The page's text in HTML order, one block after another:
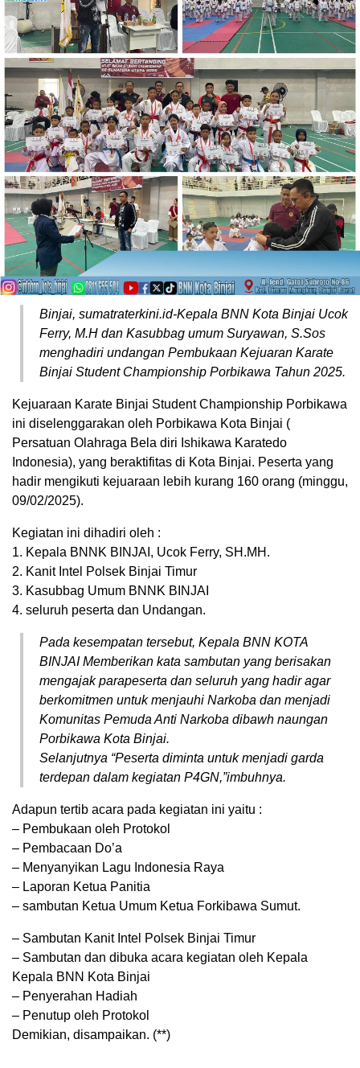
Binjai, sumatraterkini.id-Kepala BNN Kota Binjai Ucok
Ferry, M.H dan Kasubbag umum Suryawan, S.Sos
menghadiri undangan Pembukaan Kejuaran Karate
Binjai Student Championship Porbikawa Tahun 2025.
Kejuaraan Karate Binjai Student Championship Porbikawa
ini diselenggarakan oleh Porbikawa Kota Binjai (
Persatuan Olahraga Bela diri Ishikawa Karatedo
Indonesia), yang beraktifitas di Kota Binjai. Peserta yang
hadir mengikuti kejuaraan lebih kurang 160 orang (minggu,
09/02/2025).
Kegiatan ini dihadiri oleh :
1. Kepala BNNK BINJAI, Ucok Ferry, SH.MH.
2. Kanit Intel Polsek Binjai Timur
3. Kasubbag Umum BNNK BINJAI
4. seluruh peserta dan Undangan.
Pada kesempatan tersebut, Kepala BNN KOTA
BINJAI Memberikan kata sambutan yang berisakan
mengajak parapeserta dan seluruh yang hadir agar
berkomitmen untuk menjauhi Narkoba dan menjadi
Komunitas Pemuda Anti Narkoba dibawh naungan
Porbikawa Kota Binjai.
Selanjutnya “Peserta diminta untuk menjadi garda
terdepan dalam kegiatan P4GN,”imbuhnya.
Adapun tertib acara pada kegiatan ini yaitu :
– Pembukaan oleh Protokol
– Pembacaan Do’a
– Menyanyikan Lagu Indonesia Raya
– Laporan Ketua Panitia
– sambutan Ketua Umum Ketua Forkibawa Sumut.
– ⁠Sambutan Kanit Intel Polsek Binjai Timur
– Sambutan dan dibuka acara kegiatan oleh Kepala
Kepala BNN Kota Binjai
– ⁠Penyerahan Hadiah
– Penutup oleh Protokol
Demikian, disampaikan. (**)